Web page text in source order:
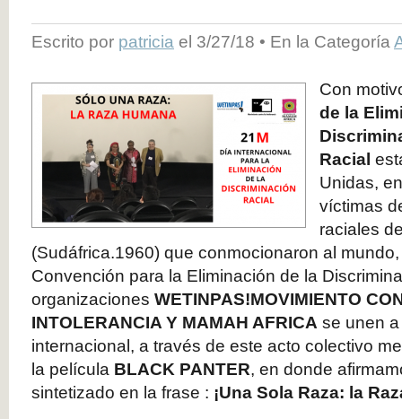
Escrito por patricia el 3/27/18 • En la Categoría
Con
de la
Racial
Unidas,
víctimas
raciales
(Sudáfrica.1960) que conmocionaron al
Convención para la Eliminación de la
organizaciones WETINPAS!MOVIMIENTO
INTOLERANCIA Y MAMAH AFRICA se unen
internacional, a través de este acto colectivo
la película BLACK PANTER, en donde
sintetizado en la frase : ¡Una Sola Raza: la